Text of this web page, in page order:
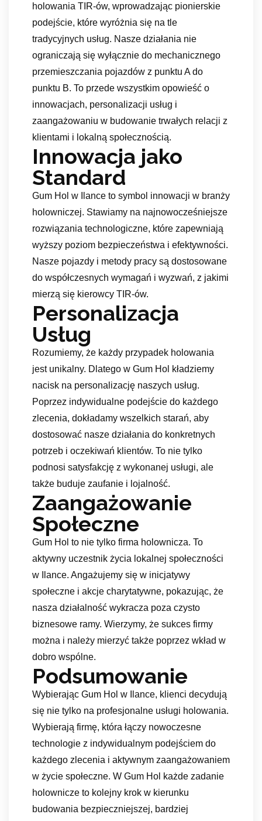
holowania TIR-ów, wprowadzając pionierskie
podejście, które wyróżnia się na tle
tradycyjnych usług. Nasze działania nie
ograniczają się wyłącznie do mechanicznego
przemieszczania pojazdów z punktu A do
punktu B. To przede wszystkim opowieść o
innowacjach, personalizacji usług i
zaangażowaniu w budowanie trwałych relacji z
klientami i lokalną społecznością.
Innowacja jako
Standard
Gum Hol w Ilance to symbol innowacji w branży
holowniczej. Stawiamy na najnowocześniejsze
rozwiązania technologiczne, które zapewniają
wyższy poziom bezpieczeństwa i efektywności.
Nasze pojazdy i metody pracy są dostosowane
do współczesnych wymagań i wyzwań, z jakimi
mierzą się kierowcy TIR-ów.
Personalizacja
Usług
Rozumiemy, że każdy przypadek holowania
jest unikalny. Dlatego w Gum Hol kładziemy
nacisk na personalizację naszych usług.
Poprzez indywidualne podejście do każdego
zlecenia, dokładamy wszelkich starań, aby
dostosować nasze działania do konkretnych
potrzeb i oczekiwań klientów. To nie tylko
podnosi satysfakcję z wykonanej usługi, ale
także buduje zaufanie i lojalność.
Zaangażowanie
Społeczne
Gum Hol to nie tylko firma holownicza. To
aktywny uczestnik życia lokalnej społeczności
w Ilance. Angażujemy się w inicjatywy
społeczne i akcje charytatywne, pokazując, że
nasza działalność wykracza poza czysto
biznesowe ramy. Wierzymy, że sukces firmy
można i należy mierzyć także poprzez wkład w
dobro wspólne.
Podsumowanie
Wybierając Gum Hol w Ilance, klienci decydują
się nie tylko na profesjonalne usługi holowania.
Wybierają firmę, która łączy nowoczesne
technologie z indywidualnym podejściem do
każdego zlecenia i aktywnym zaangażowaniem
w życie społeczne. W Gum Hol każde zadanie
holownicze to kolejny krok w kierunku
budowania bezpieczniejszej, bardziej